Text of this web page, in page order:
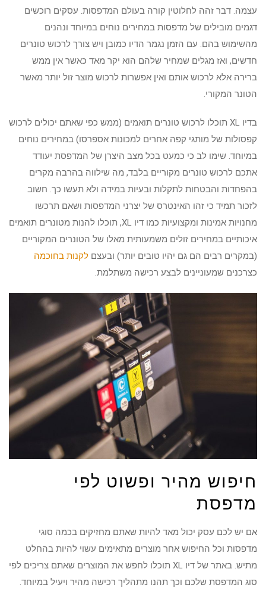
עצמה. דבר זהה לחלוטין קורה בעולם המדפסות. עסקים רוכשים
דגמים מובילים של מדפסות במחירים נוחים במיוחד ונהנים
מהשימוש בהם. עם הזמן נגמר הדיו כמובן ויש צורך לרכוש טונרים
חדשים, ואז מגלים שמחיר שלהם הוא יקר מאד כאשר אין ממש
ברירה אלא לרכוש אותם ואין אפשרות לרכוש מוצר זול יותר מאשר
הטונר המקורי.
בדיו XL תוכלו לרכוש טונרים תואמים (ממש כפי שאתם יכולים לרכוש
קפסולות של מותגי קפה אחרים למכונות אספרסו) במחירים נוחים
במיוחד. שימו לב כי כמעט בכל מצב היצרן של המדפסת יעודד
אתכם לרכוש טונרים מקוריים בלבד, מה שילווה בהרבה מקרים
בהפחדות והבטחות לתקלות ובעיות במידה ולא תעשו כך. חשוב
לזכור תמיד כי זהו האינטרס של יצרני המדפסות ושאם תרכשו
מחנויות אמינות ומקצועיות כמו דיו XL, תוכלו להנות מטונרים תואמים
איכותיים במחירים זולים משמעותית מאלו של הטונרים המקוריים
(במקרים רבים הם גם יהיו טובים יותר) ובעצםלקנות בחוכמה
כצרכנים שמעוניינים לבצע רכישה משתלמת.
חיפוש מהיר ופשוט לפי
מדפסת
אם יש לכם עסק יכול מאד להיות שאתם מחזיקים בכמה סוגי
מדפסות וכל החיפוש אחר מוצרים מתאימים עשוי להיות בהחלט
מתיש. באתר של דיו XL תוכלו לחפש את המוצרים שאתם צריכים לפי
סוג המדפסת שלכם וכך תהנו מתהליך רכישה מהיר ויעיל במיוחד.